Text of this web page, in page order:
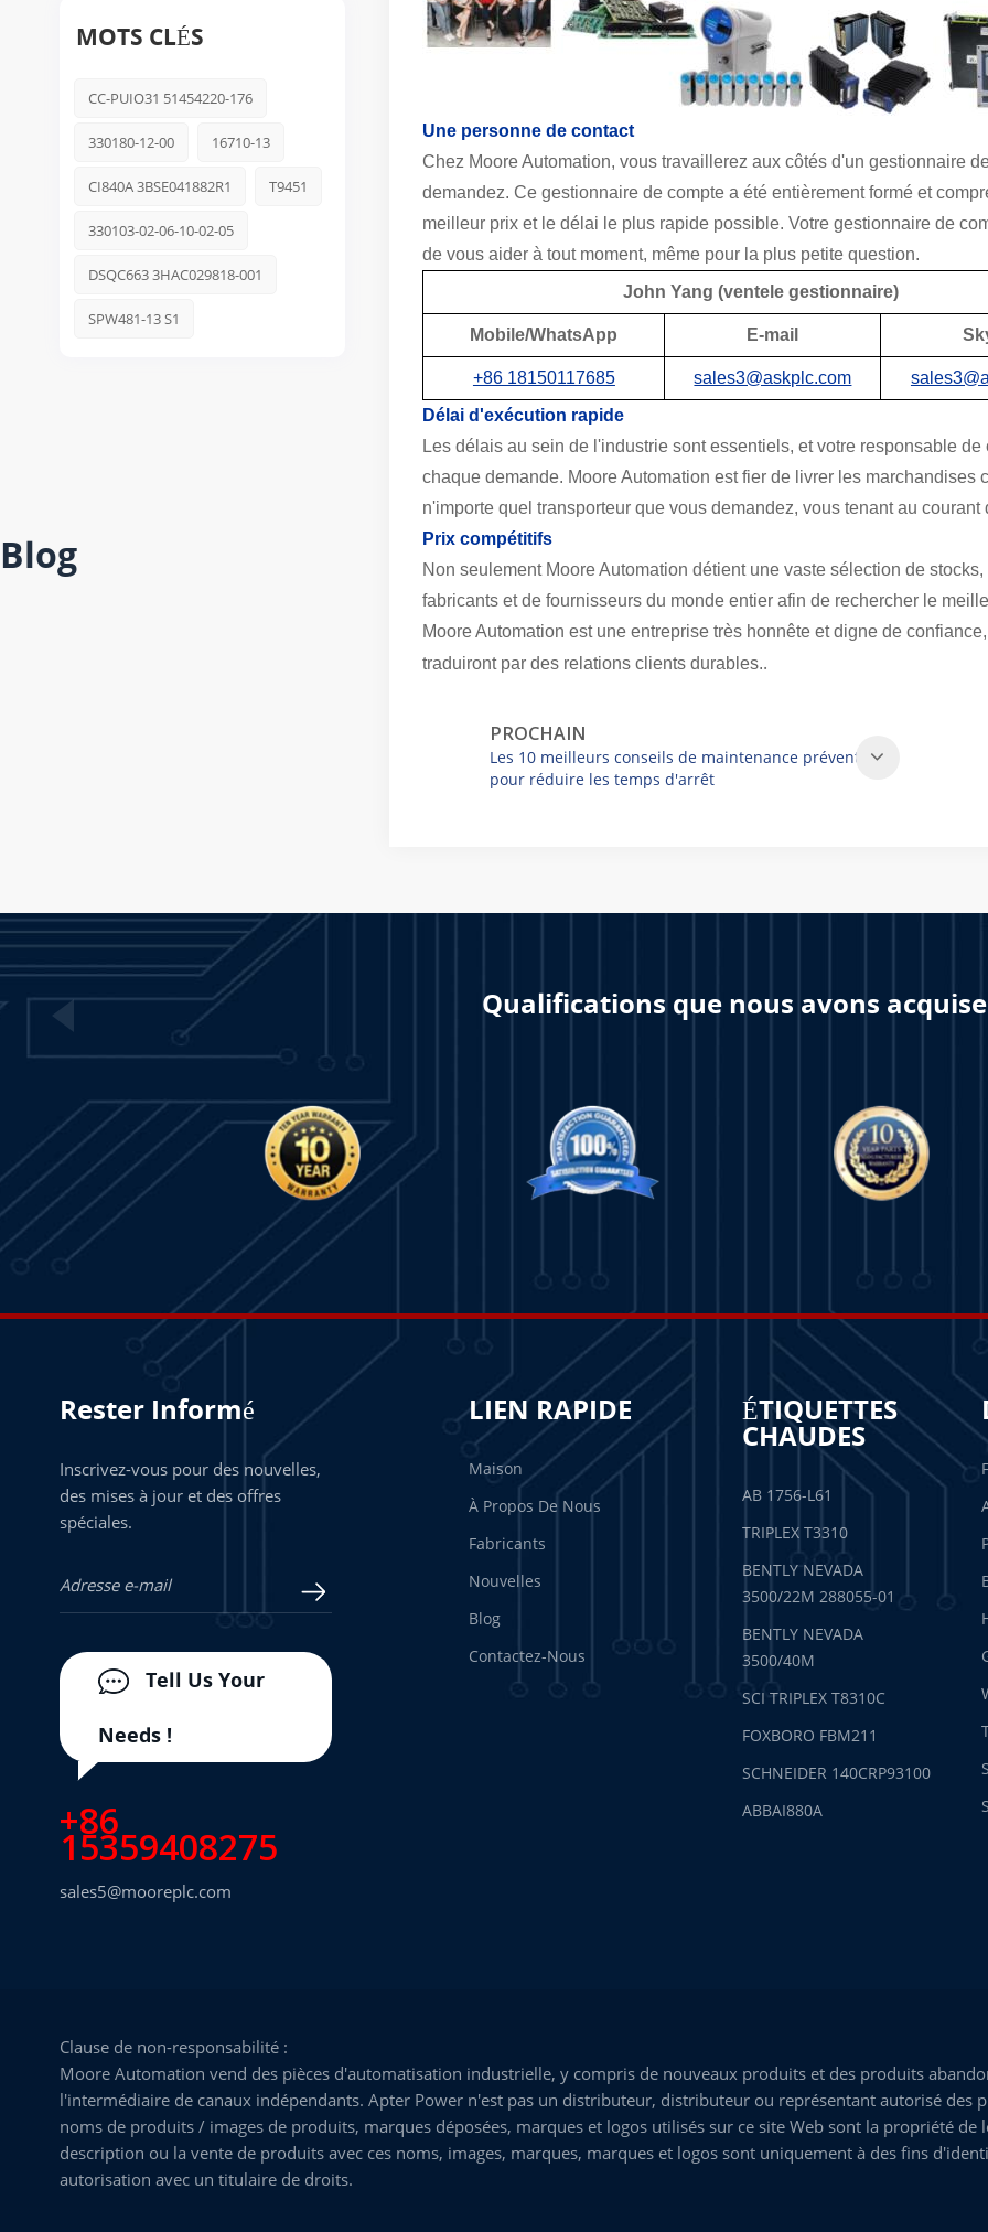
Blog
MOTS CLÉS
CC-PUIO31 51454220-176
330180-12-00 16710-13
CI840A 3BSE041882R1 T9451
330103-02-06-10-02-05
DSQC663 3HAC029818-001
SPW481-13 S1
Une personne de contact
Chez Moore Automation, vous travaillerez aux côtés d'un gestionnaire
demandez. Ce gestionnaire de compte a été entièrement formé et
meilleur prix et le délai le plus rapide possible. Votre gestionnaire de
de vous aider à tout moment, même pour la plus petite question.
John Yang (ventele gestionnaire)
Mobile/WhatsApp E-mail
+86 18150117685 sales3@askplc.com
Délai d'exécution rapide
Les délais au sein de l'industrie sont essentiels, et votre responsable
chaque demande. Moore Automation est fier de livrer les
n'importe quel transporteur que vous demandez, vous tenant au
Prix compétitifs
Non seulement Moore Automation détient une vaste sélection de
fabricants et de fournisseurs du monde entier afin de rechercher le
Moore Automation est une entreprise très honnête et digne de
traduiront par des relations clients durables..
PROCHAIN
Les 10 meilleurs conseils de maintenance préventive
pour réduire les temps d'arrêt
Qualifications que nous avons
Rester Informé
Inscrivez-vous pour des nouvelles,
des mises à jour et des offres
spéciales.
Tell Us Your
Needs !
+86
15359408275
sales5@mooreplc.com
LIEN RAPIDE
Maison
À Propos De Nous
Fabricants
Nouvelles
Blog
Contactez-Nous
ÉTIQUETTES
CHAUDES
AB 1756-L61
TRIPLEX T3310
BENTLY NEVADA
3500/22M 288055-01
BENTLY NEVADA
3500/40M
SCI TRIPLEX T8310C
FOXBORO FBM211
SCHNEIDER 140CRP93100
ABBAI880A
Clause de non-responsabilité :
Moore Automation vend des pièces d'automatisation industrielle, y compris de nouveaux produits et des produits
l'intermédiaire de canaux indépendants. Apter Power n'est pas un distributeur, distributeur ou représentant autorisé des
noms de produits / images de produits, marques déposées, marques et logos utilisés sur ce site Web sont la propriété
description ou la vente de produits avec ces noms, images, marques, marques et logos sont uniquement à des fins
autorisation avec un titulaire de droits.